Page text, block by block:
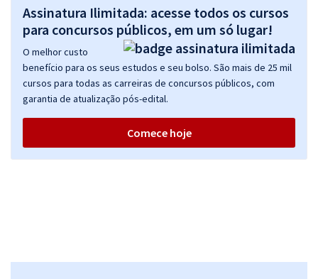
Assinatura Ilimitada: acesse todos os cursos
para concursos públicos, em um só lugar!
O melhor custo
benefício para os seus estudos e seu bolso. São mais de 25 mil
cursos para todas as carreiras de concursos públicos, com
garantia de atualização pós-edital.
Comece hoje